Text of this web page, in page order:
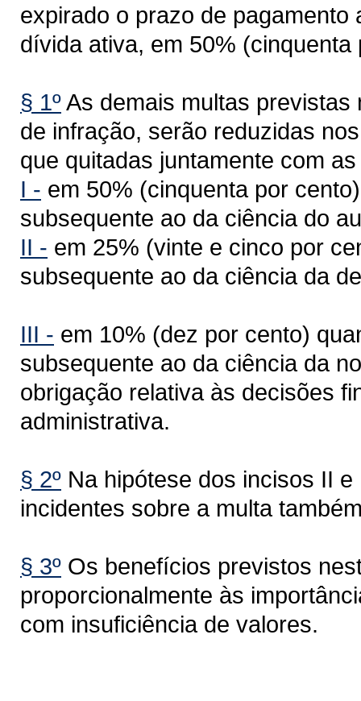
expirado o prazo de
dívida ativa, em 50% (cinquenta
§ 1ºAs demais multas
de infração, serão reduzidas
que quitadas juntamente com
I - em 50% (cinquenta por
subsequente ao da ciência do
II - em 25% (vinte e cinco por
subsequente ao da ciência da
III - em 10% (dez por cento)
subsequente ao da ciência da
obrigação relativa às decisões
administrativa.
§ 2º Na hipótese dos incisos II
incidentes sobre a multa
§ 3º Os benefícios previstos
proporcionalmente às
com insuficiência de valores.